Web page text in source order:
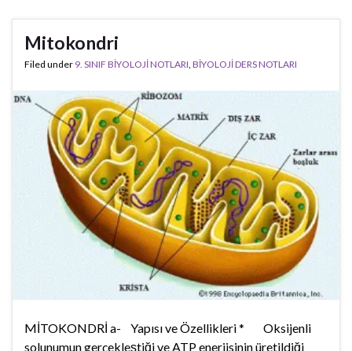
Mitokondri
Filed under 9. SINIF BİYOLOJİ NOTLARI, BİYOLOJİ DERS NOTLARI
MİTOKONDRİ a- Yapısı ve Özellikleri * Oksijenli
solunumun gerçekleştiği ve ATP enerjisinin üretildiği